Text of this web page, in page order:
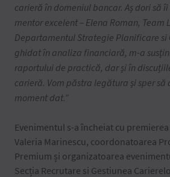
carieră în domeniul bancar. Aș dori să
mentor excelent – Elena Roman, Team
Departamentul Strategie Planificare si
ghidat în analiza financiară, m-a
raportului de practică, dar și în
carieră. Vom păstra legătura și sper să
moment dat.”
Evenimentul s-a încheiat cu
Valeria Marinescu, coordonatoarea
Premium și organizatoarea
Secția Recrutare si Gestiunea